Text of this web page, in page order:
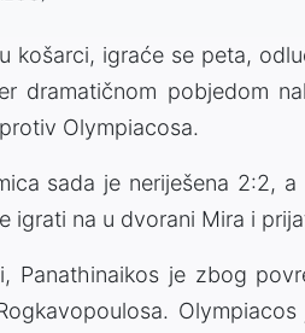
košarci, igraće se peta,
dramatičnom pobjedom
Olympiacosa.
sada je neriješena 2:2,
igrati na u dvorani Mira i
Panathinaikos je zbog